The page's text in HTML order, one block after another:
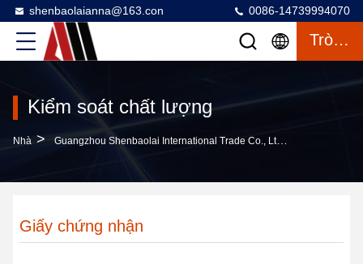
shenbaolaianna@163.con 0086-14739994070
Trò Chuyện
Kiểm soát chất lượng
Nhà > Guangzhou Shenbaolai International Trade Co., Ltd. Kiểm Soát Chất Lượng
Giấy chứng nhận